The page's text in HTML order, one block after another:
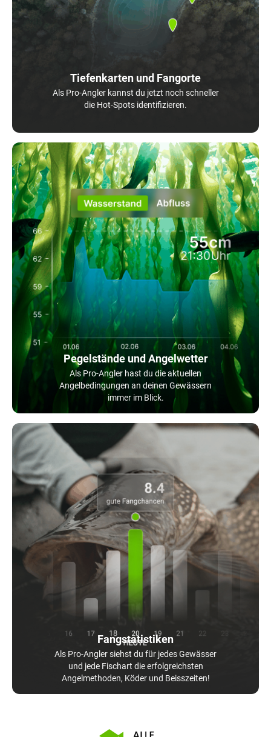
Tiefenkarten und Fangorte
Als Pro-Angler kannst du jetzt noch schneller
die Hot-Spots identifizieren.
Pegelstände und Angelwetter
Als Pro-Angler hast du die aktuellen
Angelbedingungen an deinen Gewässern
immer im Blick.
Fangstatistiken
Als Pro-Angler siehst du für jedes Gewässer
und jede Fischart die erfolgreichsten
Angelmethoden, Köder und Beisszeiten!